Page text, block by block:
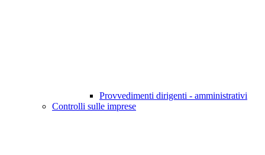
Provvedimenti dirigenti - amministrativi
Controlli sulle imprese